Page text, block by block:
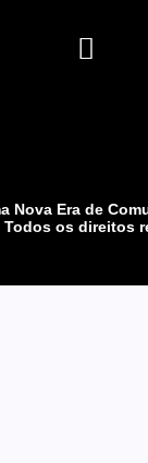
Nova Era de
Todos os direitos